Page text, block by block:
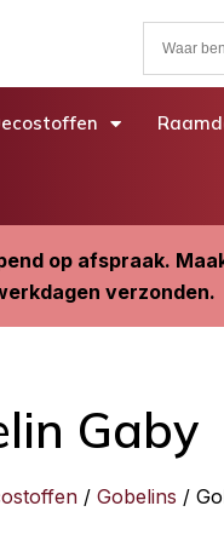
op afspraak.
verzonden.
Gaby
/ Gobelins /